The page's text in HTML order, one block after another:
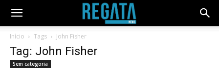
Início Tags John Fisher
Tag: John Fisher
Sem categoria